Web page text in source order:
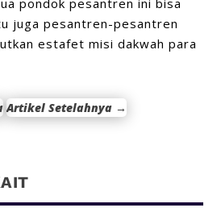
pondok pesantren ini bisa
juga pesantren-pesantren
estafet misi dakwah para
Artikel Setelahnya →